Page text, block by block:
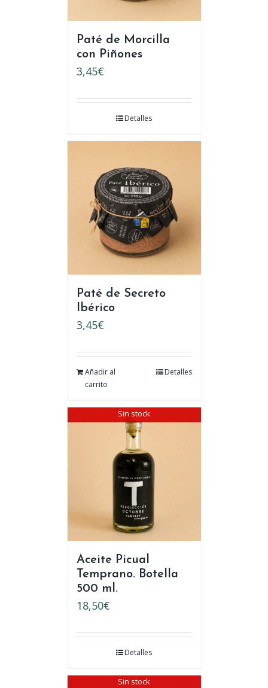
Paté de Morcilla
con Piñones
3,45€
Detalles
Paté de Secreto
Ibérico
3,45€
Añadir al
carrito
Detalles
Sin stock
Aceite Picual
Temprano. Botella
500 ml.
18,50€
Detalles
Sin stock